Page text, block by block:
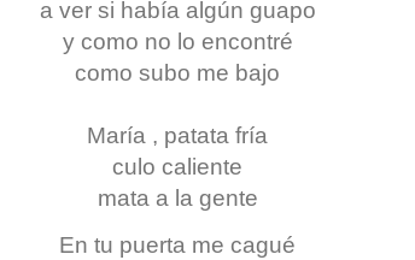
a ver si había algún guapo
y como no lo encontré
como subo me bajo
María , patata fría
culo caliente
mata a la gente
En tu puerta me cagué